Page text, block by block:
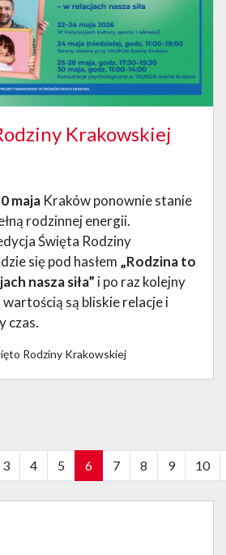
Krakowskiej
maja Kraków ponownie stanie
rodzinnej energii.
Święta Rodziny
się pod hasłem „Rodzina to
nasza siła” i po raz kolejny
są bliskie relacje i
czas.
Rodziny Krakowskiej
3 4 5 6 7 8 9 10